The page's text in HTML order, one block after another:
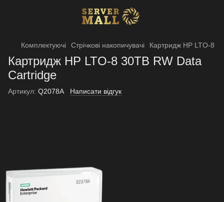
Комплектуючі Стрічкові накопичувачі Картридж HP LTO-8
Картридж HP LTO-8 30TB RW Data
Cartridge
Артикул: Q2078A Написати відгук